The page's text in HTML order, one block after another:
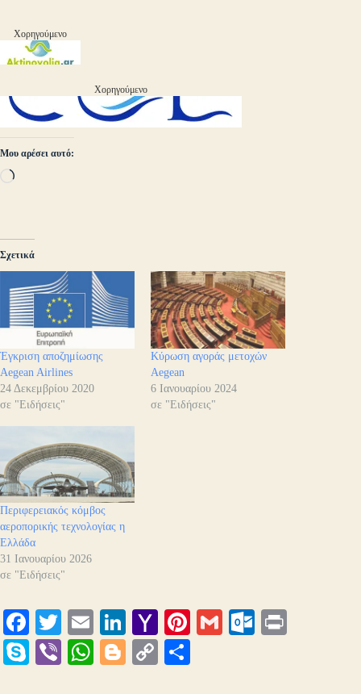
Χορηγούμενο
Χορηγούμενο
Μου αρέσει αυτό:
Loading…
Σχετικά
Έγκριση αποζημίωσης
Aegean Airlines
24 Δεκεμβρίου 2020
σε "Ειδήσεις"
Κύρωση αγοράς μετοχών
Aegean
6 Ιανουαρίου 2024
σε "Ειδήσεις"
Περιφερειακός κόμβος
αεροπορικής τεχνολογίας η
Ελλάδα
31 Ιανουαρίου 2026
σε "Ειδήσεις"
Fa
ce
bo
T
wi
tte
E
m
ail
Li
nk
ed
Y
ah
oo
Pi
G
O
S
Vi
W
Bl
C